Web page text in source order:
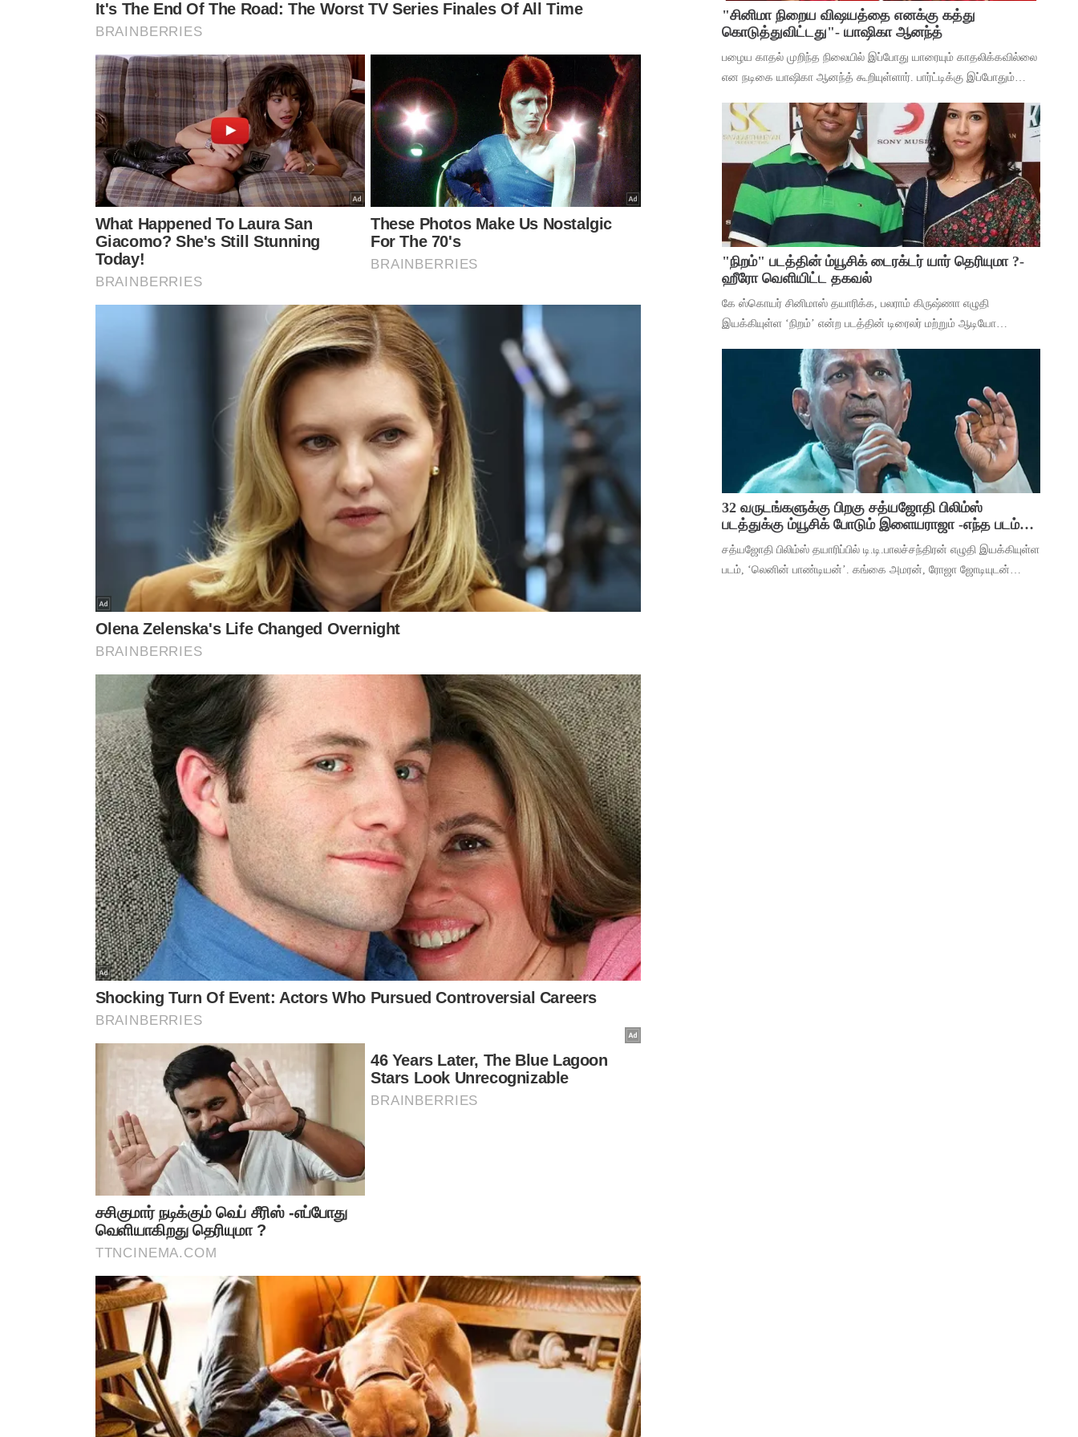
"சினிமா நிறைய விஷயத்தை எனக்கு கத்து
கொடுத்துவிட்டது"- யாஷிகா ஆனந்த்
பழைய காதல் முறிந்த நிலையில் இப்போது யாரையும் காதலிக்கவில்லை
என நடிகை யாஷிகா ஆனந்த் கூறியுள்ளார். பார்ட்டிக்கு இப்போதும்
பார்ட்டிக்கும் போகுறது
"நிறம்" படத்தின் ம்யூசிக் டைரக்டர் யார் தெரியுமா ?-
ஹீரோ வெளியிட்ட தகவல்
கே ஸ்கொயர் சினிமாஸ் தயாரிக்க, பலராம் கிருஷ்ணா எழுதி
இயக்கியுள்ள ‘நிறம்’ என்ற படத்தின் டிரைலர் மற்றும் ஆடியோ
பிரவஸ்தி, டான்ஸ் மாஸ்டர் சாய்
32 வருடங்களுக்கு பிறகு சத்யஜோதி பிலிம்ஸ்
படத்துக்கு ம்யூசிக் போடும் இளையராஜா -எந்த படம்
தெரியுமா ?
சத்யஜோதி பிலிம்ஸ் தயாரிப்பில் டி.டி.பாலச்சந்திரன் எழுதி இயக்கியுள்ள
படம், ‘லெனின் பாண்டியன்’. கங்கை அமரன், ரோஜா ஜோடியுடன்